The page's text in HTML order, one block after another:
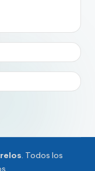
. Todos los